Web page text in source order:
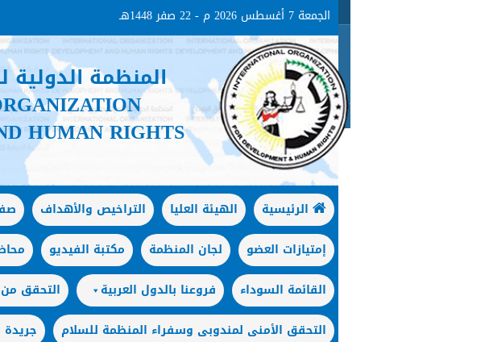
الجمعة 7 أغسطس 2026 م - 22 صفر 1448هـ
المنظمة الدولية
HUMAN RIGHTS
الرئيسية الهيئة العليا التراخيص والأهداف
إمتيازات العضو
لجان المنظمة مكتبة الفيديو
القائمة السوداء
فروعنا بالدول العربية التحقق
التحقق الأمنى لمندوبى وسفراء المنظمة للسلام
جريدة